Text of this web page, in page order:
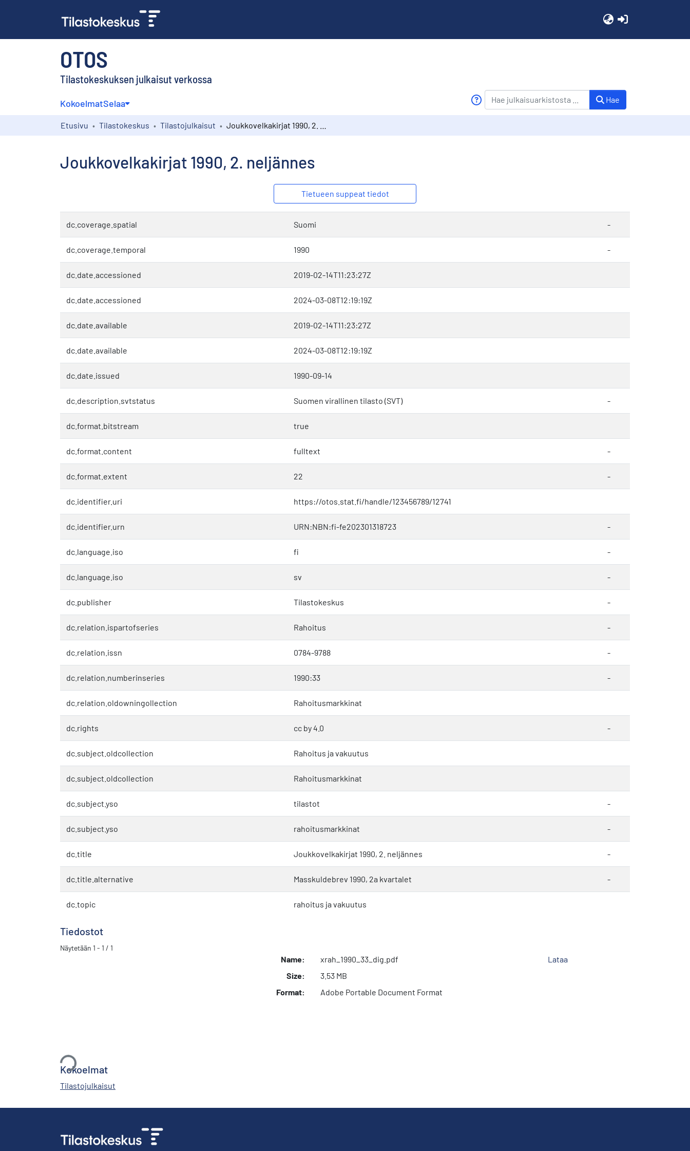
OTOS
Tilastokeskuksen julkaisut verkossa
KokoelmatSelaa Hae
Etusivu Tilastokeskus Tilastojulkaisut
Joukkovelkakirjat 1990, 2. neljännes
Tietueen suppeat tiedot
dc.coverage.spatial Suomi -
dc.coverage.temporal 1990 -
dc.date.accessioned 2019-02-14T11:23:27Z
dc.date.accessioned 2024-03-08T12:19:19Z
dc.date.available 2019-02-14T11:23:27Z
dc.date.available 2024-03-08T12:19:19Z
dc.date.issued 1990-09-14
dc.description.svtstatus Suomen virallinen tilasto (SVT) -
dc.format.bitstream true
dc.format.content fulltext -
dc.format.extent 22 -
dc.identifier.uri https://otos.stat.fi/handle/123456789/12741
dc.identifier.urn URN:NBN:fi-fe202301318723 -
dc.language.iso fi -
dc.language.iso sv -
dc.publisher Tilastokeskus -
dc.relation.ispartofseries Rahoitus -
dc.relation.issn 0784-9788 -
dc.relation.numberinseries 1990:33 -
dc.relation.oldowningollection Rahoitusmarkkinat
dc.rights cc by 4.0 -
dc.subject.oldcollection Rahoitus ja vakuutus
dc.subject.oldcollection Rahoitusmarkkinat
dc.subject.yso tilastot -
dc.subject.yso rahoitusmarkkinat -
dc.title Joukkovelkakirjat 1990, 2. neljännes -
dc.title.alternative Masskuldebrev 1990, 2a kvartalet -
dc.topic rahoitus ja vakuutus
Tiedostot
Näytetään 1 - 1 / 1
Ladataan...
Name:
xrah_1990_33_dig.pdf
Size:
3.53 MB
Format:
Adobe Portable Document Format
Lataa
Kokoelmat
Tilastojulkaisut